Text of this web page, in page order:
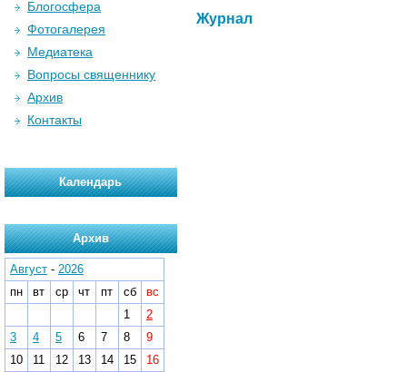
Журнал
Блогосфера
Фотогалерея
Медиатека
Вопросы священнику
Архив
Контакты
Календарь
Архив
Август - 2026
пн
вт ср чт пт сб
вс
1
2
3
4 5 6 7 8
9
10
11 12 13 14 15
16